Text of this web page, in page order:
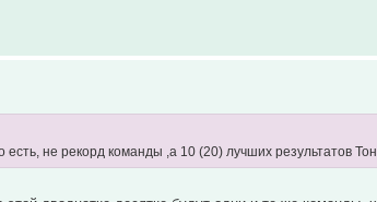
не рекорд команды ,а 10 (20) лучших результатов